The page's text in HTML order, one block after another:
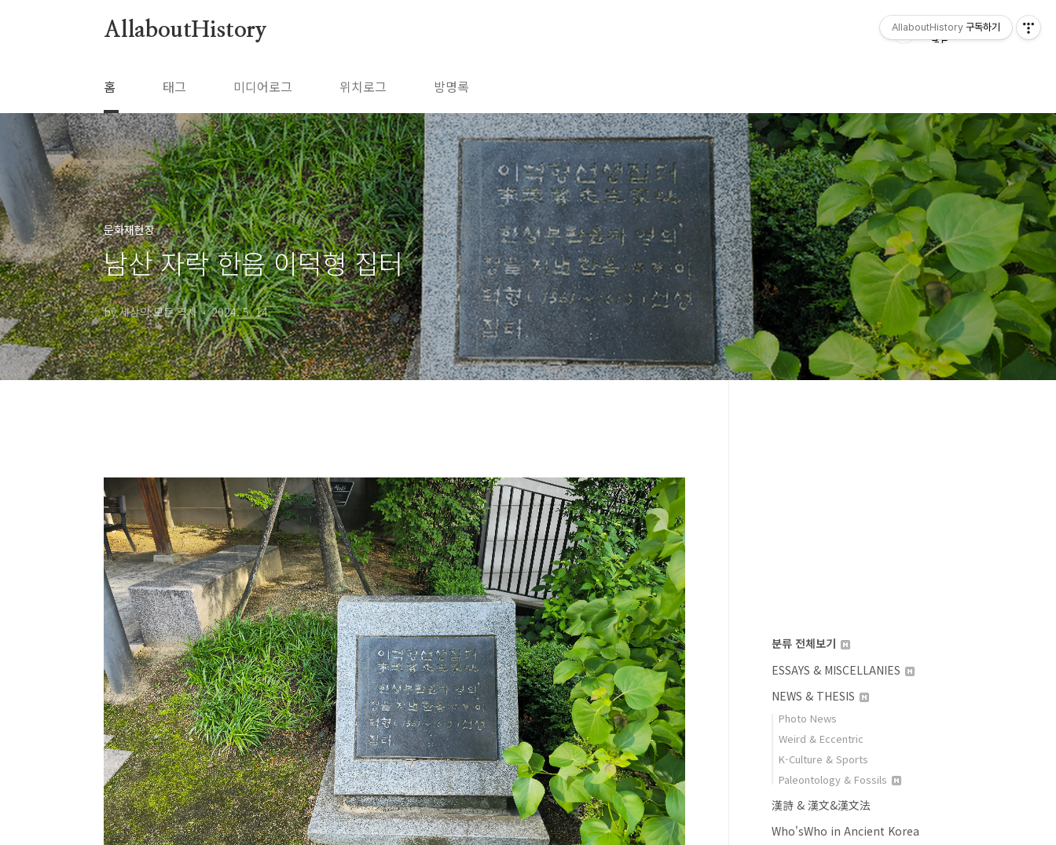
AllaboutHistory
홈 태그 미디어로그 위치로그 방명록
문화재현장
남산 자락 한음 이덕형 집터
by 세상의 모든 역사 2024. 5. 14.
분류 전체보기
ESSAYS & MISCELLANIES
NEWS & THESIS
Photo News
Weird & Eccentric
K-Culture & Sports
Paleontology & Fossils
漢詩 & 漢文&漢文法
Who'sWho in Ancient Korea
AllaboutHistory 구독하기